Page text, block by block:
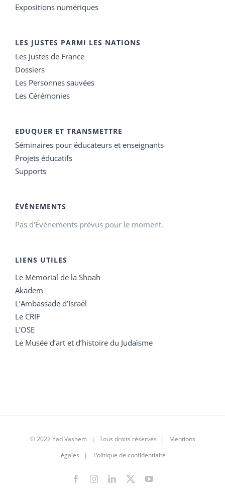
Expositions numériques
LES JUSTES PARMI LES NATIONS
Les Justes de France
Dossiers
Les Personnes sauvées
Les Cérémonies
EDUQUER ET TRANSMETTRE
Séminaires pour éducateurs et enseignants
Projets éducatifs
Supports
ÉVÉNEMENTS
Pas d'Évènements prévus pour le moment.
LIENS UTILES
Le Mémorial de la Shoah
Akadem
L’Ambassade d’Israël
Le CRIF
L’OSE
Le Musée d’art et d’histoire du Judaïsme
© 2022 Yad Vashem | Tous droits réservés | Mentions
légales | Politique de confidentialté
FacebookInstagramLinkedIn
X YouTube